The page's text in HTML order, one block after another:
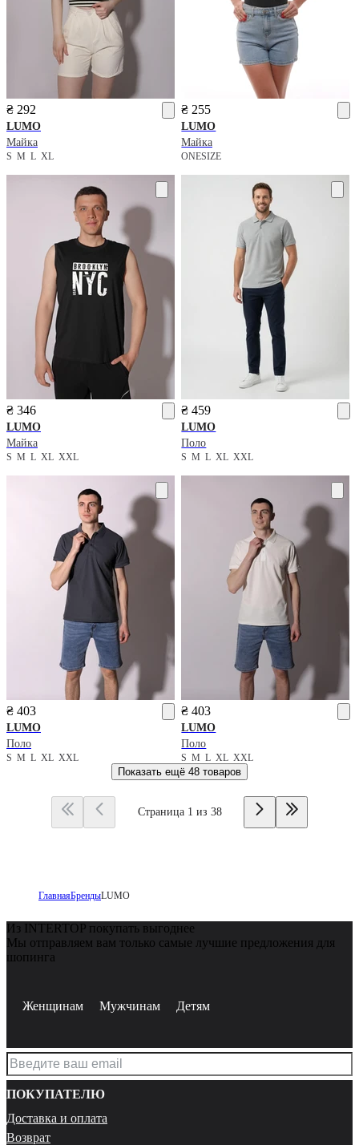
₴ 292
LUMO
Майка
S M L XL
₴ 255
LUMO
Майка
ONESIZE
₴ 346
LUMO
Майка
S M L XL XXL
₴ 459
LUMO
Поло
SMLXLXXL
₴ 403
LUMO
Поло
S M L XL XXL
₴ 403
LUMO
Поло
SMLXLXXL
Показать ещё 48 товаров
Страница 1 из 38
ГлавнаяБрендыLUMO
Из INTERTOP покупать выгоднее
Мы отправляем вам только самые лучшие предложения для
шопинга
Женщинам Мужчинам Детям
ПОКУПАТЕЛЮ
Доставка и оплата
Возврат